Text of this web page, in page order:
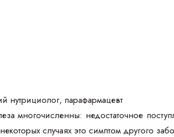
нутрициолог, парафармацевт
многочисленны: недостаточное
случаях это симптом другого